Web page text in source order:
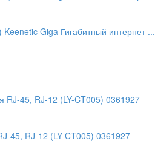
Giga Гигабитный интернет ...
45, RJ-12 (LY-CT005) 0361927